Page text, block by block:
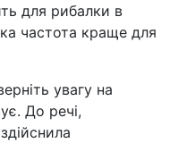
для рибалки в
частота краще для
увагу на
До речі,